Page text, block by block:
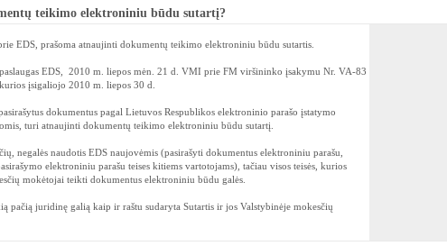
teikimo elektroniniu būdu sutartį?
EDS, prašoma atnaujinti dokumentų teikimo elektroniniu būdu sutartis.
EDS, 2010 m. liepos mėn. 21 d. VMI prie FM viršininko įsakymu Nr. VA-83
įsigaliojo 2010 m. liepos 30 d.
dokumentus pagal Lietuvos Respublikos elektroninio parašo įstatymo
turi atnaujinti dokumentų teikimo elektroniniu būdu sutartį.
negalės naudotis EDS naujovėmis (pasirašyti dokumentus elektroniniu parašu,
elektroniniu parašu teises kitiems vartotojams), tačiau visos teisės, kurios
mokėtojai teikti dokumentus elektroniniu būdu galės.
pačią juridinę galią kaip ir raštu sudaryta Sutartis ir jos Valstybinėje mokesčių